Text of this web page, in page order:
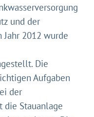
und der
Jahr 2012 wurde
Die
Aufgaben
der
die Stauanlage